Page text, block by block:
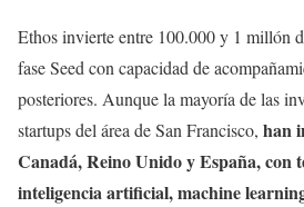
Ethos invierte entre 100.000 y 1 millón
fase Seed con capacidad de
posteriores. Aunque la mayoría de las
startups del área de San Francisco, han
Canadá, Reino Unido y España, con
inteligencia artificial, machine